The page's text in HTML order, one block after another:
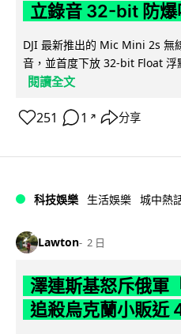
立錄音 32-bit 防爆
DJI 最新推出的 Mic Mini 2s 無
音，並首度下放 32-bit Float 浮
閱讀全文
251 1 ↗ 分享
科技娛樂 生活娛樂 城中熱
Lawton 2 日
澤連斯基怒斥俄軍
追殺烏克蘭小販近